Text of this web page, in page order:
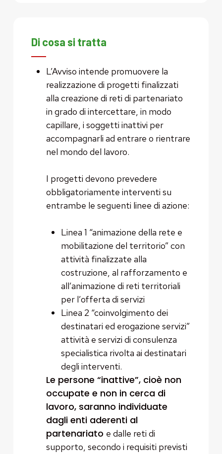
Di cosa si tratta
L’Avviso intende promuovere la
realizzazione di progetti finalizzati
alla creazione di reti di partenariato
in grado di intercettare, in modo
capillare, i soggetti inattivi per
accompagnarli ad entrare o rientrare
nel mondo del lavoro.
I progetti devono prevedere
obbligatoriamente interventi su
entrambe le seguenti linee di azione:
Linea 1 “animazione della rete e
mobilitazione del territorio” con
attività finalizzate alla
costruzione, al rafforzamento e
all’animazione di reti territoriali
per l’offerta di servizi
Linea 2 “coinvolgimento dei
destinatari ed erogazione servizi”
attività e servizi di consulenza
specialistica rivolta ai destinatari
degli interventi.
Le persone “inattive”, cioè non
occupate e non in cerca di
lavoro, saranno individuate
dagli enti aderenti al
partenariato e dalle reti di
supporto, secondo i requisiti previsti